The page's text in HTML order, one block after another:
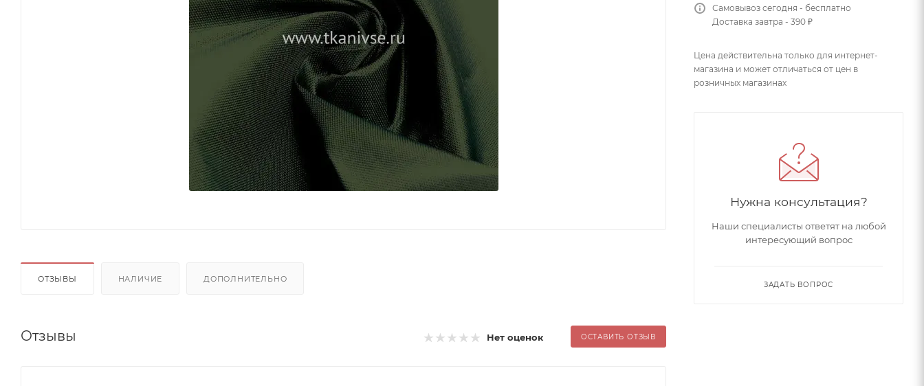
ОТЗЫВЫ НАЛИЧИЕ ДОПОЛНИТЕЛЬНО
Отзывы Нет оценок ОСТАВИТЬ ОТЗЫВ
Самовывоз сегодня - бесплатно
Доставка завтра - 390 ₽
Цена действительна только для интернет-
магазина и может отличаться от цен в
розничных магазинах
Нужна консультация?
Наши специалисты ответят на любой
интересующий вопрос
ЗАДАТЬ ВОПРОС